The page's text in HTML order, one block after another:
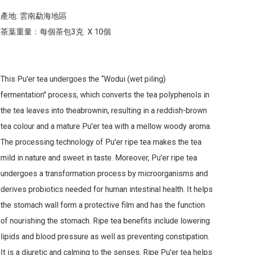
產地: 雲南勐海地區
茶葉重量﹕每個茶包3克  X 10個
This Pu'er tea undergoes the “Wodui (wet piling)
fermentation" process, which converts the tea polyphenols in
the tea leaves into theabrownin, resulting in a reddish-brown
tea colour and a mature Pu'er tea with a mellow woody aroma.
The processing technology of Pu'er ripe tea makes the tea
mild in nature and sweet in taste. Moreover, Pu'er ripe tea
undergoes a transformation process by microorganisms and
derives probiotics needed for human intestinal health. It helps
the stomach wall form a protective film and has the function
of nourishing the stomach. Ripe tea benefits include lowering
lipids and blood pressure as well as preventing constipation.
It is a diuretic and calming to the senses. Ripe Pu'er tea helps